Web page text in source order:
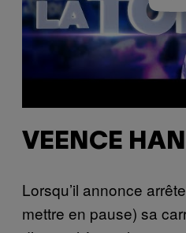
VEENCE
Lorsqu’il annonce
mettre en pause) sa